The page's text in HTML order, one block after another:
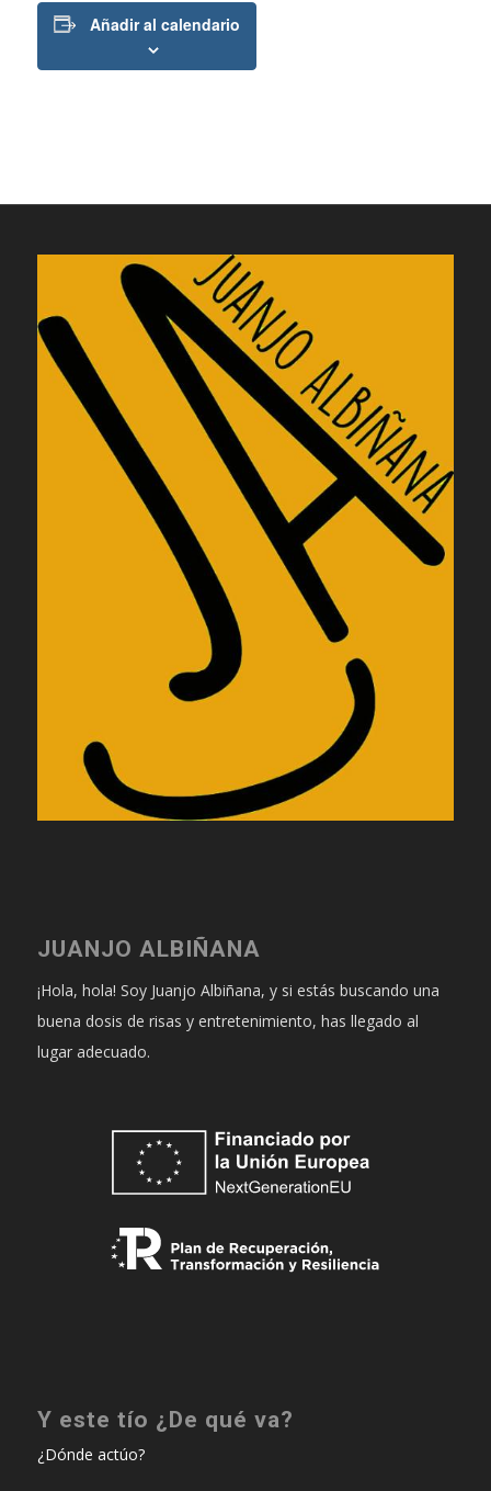
Añadir al calendario
JUANJO ALBIÑANA
¡Hola, hola! Soy Juanjo Albiñana, y si estás buscando una
buena dosis de risas y entretenimiento, has llegado al
lugar adecuado.
Y este tío ¿De qué va?
¿Dónde actúo?